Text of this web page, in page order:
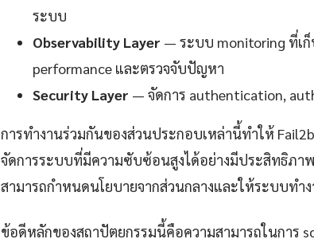
ระบบ
Observability Layer — ระบบ monitoring ที่เก็
performance และตรวจจับปัญหา
Security Layer — จัดการ authentication,
การทำงานร่วมกันของส่วนประกอบเหล่านี้ทำให้
จัดการระบบที่มีความซับซ้อนสูงได้อย่างมีประสิทธิภา
สามารถกำหนดนโยบายจากส่วนกลางและให้ระบบทำ
ข้อดีหลักของสถาปัตยกรรมนี้คือความสามารถในการ